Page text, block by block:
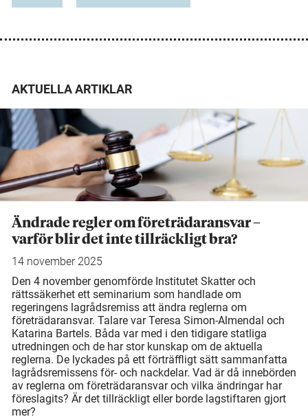
AKTUELLA ARTIKLAR
Ändrade regler om företrädaransvar –
varför blir det inte tillräckligt bra?
14 november 2025
Den 4 november genomförde Institutet Skatter och
rättssäkerhet ett seminarium som handlade om
regeringens lagrådsremiss att ändra reglerna om
företrädaransvar. Talare var Teresa Simon-Almendal och
Katarina Bartels. Båda var med i den tidigare statliga
utredningen och de har stor kunskap om de aktuella
reglerna. De lyckades på ett förträffligt sätt sammanfatta
lagrådsremissens för- och nackdelar. Vad är då innebörden
av reglerna om företrädaransvar och vilka ändringar har
föreslagits? Är det tillräckligt eller borde lagstiftaren gjort
mer?